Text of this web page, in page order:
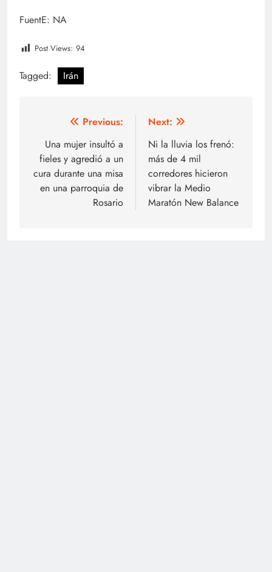
FuentE: NA
Post Views: 94
Tagged: Irán
Navegación
de
entradas
Previous:
Una mujer insultó a
fieles y agredió a un
cura durante una misa
en una parroquia de
Rosario
Next:
Ni la lluvia los frenó:
más de 4 mil
corredores hicieron
vibrar la Medio
Maratón New Balance